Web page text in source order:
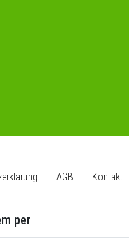
AGB Kontakt
per